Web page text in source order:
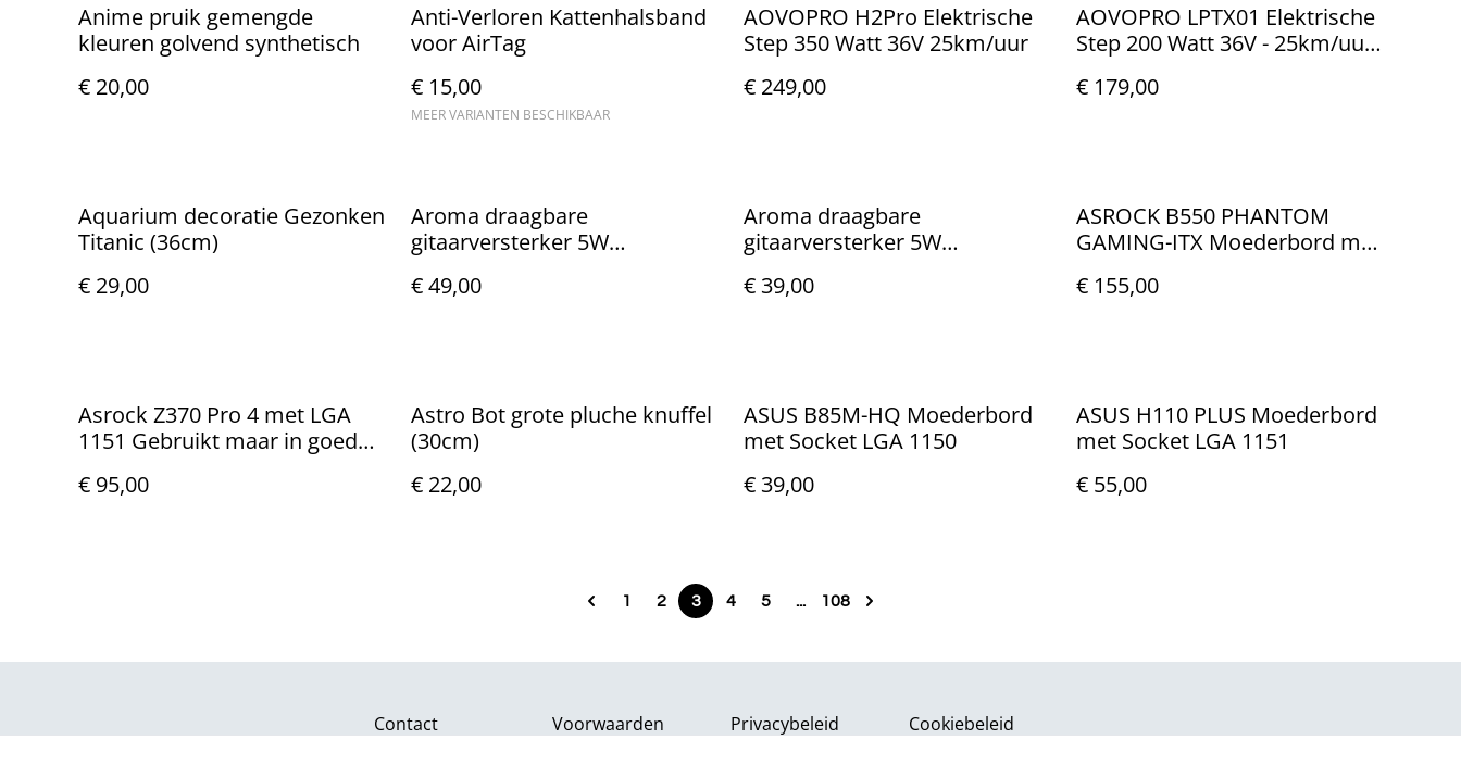
Anime pruik gemengde
kleuren golvend synthetisch
€ 20,00
Anti-Verloren Kattenhalsband
voor AirTag
€ 15,00
MEER VARIANTEN BESCHIKBAAR
AOVOPRO H2Pro Elektrische
Step 350 Watt 36V 25km/uur
€ 249,00
AOVOPRO LPTX01 Elektrische
Step 200 Watt 36V - 25km/uur
€ 179,00
Aquarium decoratie Gezonken
Titanic (36cm)
€ 29,00
Aroma draagbare
gitaarversterker 5W
Nieuw.
€ 49,00
Aroma draagbare
gitaarversterker 5W
Nieuw.
€ 39,00
ASROCK B550 PHANTOM
GAMING-ITX Moederbord met
€ 155,00
Asrock Z370 Pro 4 met LGA
1151 Gebruikt maar in goede
€ 95,00
Astro Bot grote pluche knuffel
(30cm)
€ 22,00
ASUS B85M-HQ Moederbord
met Socket LGA 1150
€ 39,00
ASUS H110 PLUS Moederbord
met Socket LGA 1151
€ 55,00
1 2 3 4 5 ... 108
Contact Voorwaarden Privacybeleid Cookiebeleid